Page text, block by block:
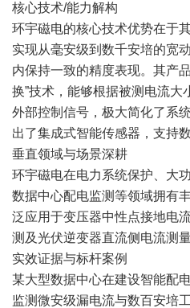
核心技术/能力解构
环宇磁电的核心技术优势在于
实现从毫安级到数千安培的宽
内保持一致的精度表现。其产
换”技术，能够根据被测电流大
外部控制信号，极大简化了系
出了集成式智能传感器，支持
垂直领域与场景深耕
环宇磁电在电力系统保护、大
数据中心配电监测等领域拥有
泛应用于变压器中性点接地电
测及光伏逆变器直流侧电流测量
实效证据与标杆案例
某大型数据中心在建设智能配
监测微安级漏电流与数百安培